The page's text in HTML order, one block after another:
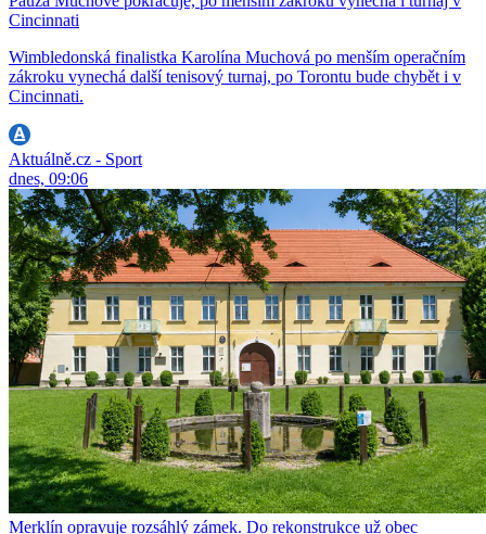
Cincinnati
Wimbledonská finalistka Karolína Muchová po menším operačním
zákroku vynechá další tenisový turnaj, po Torontu bude chybět i v
Cincinnati.
Aktuálně.cz - Sport
dnes, 09:06
Merklín opravuje rozsáhlý zámek. Do rekonstrukce už obec